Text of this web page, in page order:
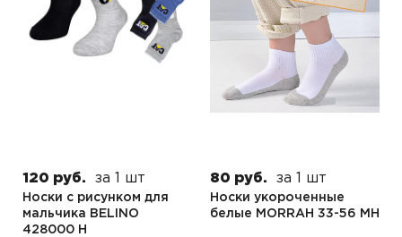
120 руб. за 1 шт
Носки с рисунком для
мальчика BELINO
428000 H
80 руб. за 1 шт
Носки укороченные
белые MORRAH 33-56 MH